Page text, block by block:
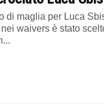
di maglia per Luca
waivers è stato